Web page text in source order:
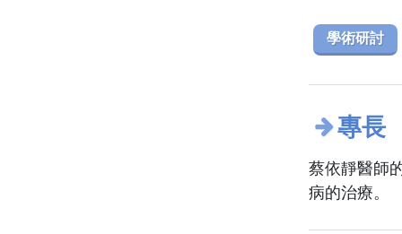
學術研討
專長
蔡依靜醫師
病的治療。